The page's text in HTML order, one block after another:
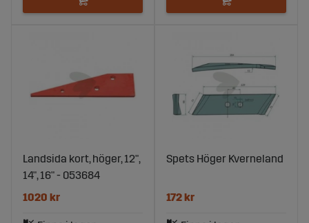
Landsida kort, höger, 12",
14", 16" - 053684
1020 kr
Spets Höger Kverneland
172 kr